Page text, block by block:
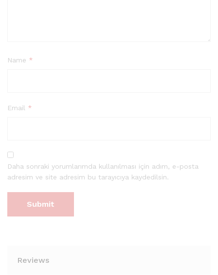
Name *
Email *
Daha sonraki yorumlarımda kullanılması için adım, e-posta
adresim ve site adresim bu tarayıcıya kaydedilsin.
Reviews